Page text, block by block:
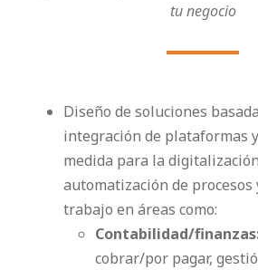
tu negocio
Diseño de soluciones
integración de plataformas
medida para la
automatización de procesos
trabajo en áreas como:
Contabilidad/
cobrar/por pagar,